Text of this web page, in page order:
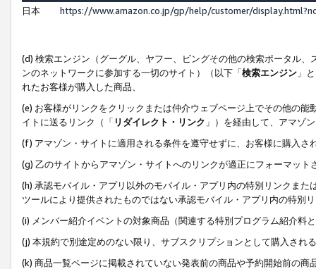
日本
https://www.amazon.co.jp/gp/help/customer/
(d) 検索エンジン（グーグル、ヤフー、ビングその他の検索ポータル
ンのネットワークに参加する一切のサイト）（以下「検索エンジン 」
れたお客様が購入した商品、
(e) お客様がリンクをクリックまたは仲介ウェブページ上でその他の
イトに送るリンク（「 リダイレクト・リンク 」）を経由して、アマゾ
(f) アマゾン・サイトに適用される条件を遵守せずに、お客様に購入さ
(g) 乙のサイトからアマゾン・サイトへのリンクが適正にフォーマッ
(h) 承認モバイル・アプリ以外のモバイル・アプリ内の特別リンクま
ツールにより提供されたものではない承認モバイル・アプリ内の特別
(i) メンバー紹介イベントの対象商品（関連する特別プログラム紹介料
(j) 本規約で別途定めのない限り、サブスクリプションとして購入され
(k) 商品一覧ページに掲載されていない発表前の商品や予約開始前の商